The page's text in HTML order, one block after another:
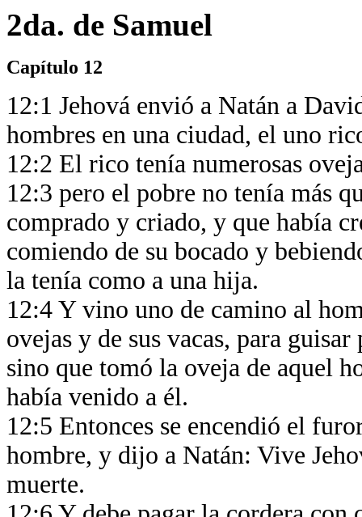
2da. de Samuel
Capítulo 12
12:1 Jehová envió a Natán a
hombres en una ciudad, el uno
12:2 El rico tenía numerosas
12:3 pero el pobre no tenía más
comprado y criado, y que había
comiendo de su bocado y
la tenía como a una hija.
12:4 Y vino uno de camino al
ovejas y de sus vacas, para
sino que tomó la oveja de aquel
había venido a él.
12:5 Entonces se encendió el
hombre, y dijo a Natán: Vive
muerte.